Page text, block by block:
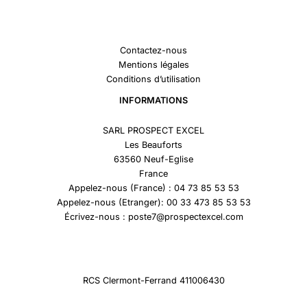
Contactez-nous
Mentions légales
Conditions d’utilisation
INFORMATIONS
SARL PROSPECT EXCEL
Les Beauforts
63560 Neuf-Eglise
France
Appelez-nous (France) : 04 73 85 53 53
Appelez-nous (Etranger): 00 33 473 85 53 53
Écrivez-nous : poste7@prospectexcel.com
RCS Clermont-Ferrand 411006430